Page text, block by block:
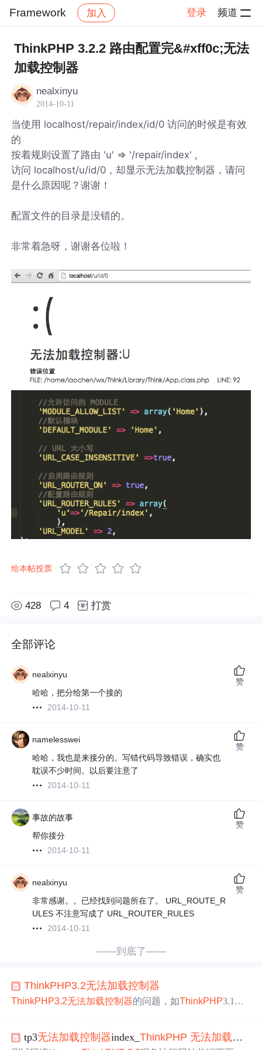
Framework 加入 登录 频道
社区 Framework 帖子详情
ThinkPHP 3.2.2 路由配置完&#xff0c;无法
加载控制器
nealxinyu
2014-10-11
当使用 localhost/repair/index/id/0 访问的时候是有效
的
按着规则设置了路由 'u' => '/repair/index' ,
访问 localhost/u/id/0，却显示无法加载控制器，请问
是什么原因呢？谢谢！
配置文件的目录是没错的。
非常着急呀，谢谢各位啦！
给本帖投票
428 4 打赏
全部评论
nealxinyu
哈哈，把分给第一个接的
2014-10-11
赞
namelesswei
哈哈，我也是来接分的。写错代码导致错误，确实也
耽误不少时间。以后要注意了
2014-10-11
赞
事故的故事
帮你接分
2014-10-11
赞
nealxinyu
非常感谢。。已经找到问题所在了。 URL_ROUTE_R
ULES 不注意写成了 URL_ROUTER_RULES
2014-10-11
赞
——到底了——
ThinkPHP3.2无法加载控制器
ThinkPHP3.2无法加载控制器的问题，如ThinkPHP3.1升
tp3无法加载控制器index_ThinkPHP 无法加载控制